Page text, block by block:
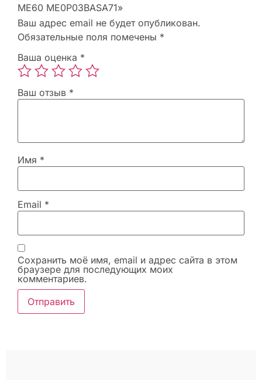
ME60 ME0P03BASA71»
Ваш адрес email не будет опубликован.
Обязательные поля помечены *
Ваша оценка *
Ваш отзыв *
Имя *
Email *
Сохранить моё имя, email и адрес сайта в этом
браузере для последующих моих
комментариев.